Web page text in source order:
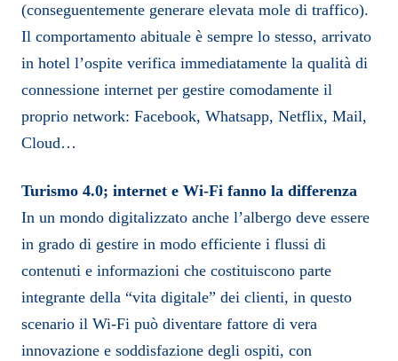
(conseguentemente generare elevata mole di traffico).
Il comportamento abituale è sempre lo stesso, arrivato
in hotel l’ospite verifica immediatamente la qualità di
connessione internet per gestire comodamente il
proprio network: Facebook, Whatsapp, Netflix, Mail,
Cloud…
Turismo 4.0; internet e Wi-Fi fanno la differenza
In un mondo digitalizzato anche l’albergo deve essere
in grado di gestire in modo efficiente i flussi di
contenuti e informazioni che costituiscono parte
integrante della “vita digitale” dei clienti, in questo
scenario il Wi-Fi può diventare fattore di vera
innovazione e soddisfazione degli ospiti, con